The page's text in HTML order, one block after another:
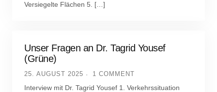
Versiegelte Flächen 5. […]
Unser Fragen an Dr. Tagrid Yousef
(Grüne)
25. AUGUST 2025 1 COMMENT
Interview mit Dr. Tagrid Yousef 1. Verkehrssituation